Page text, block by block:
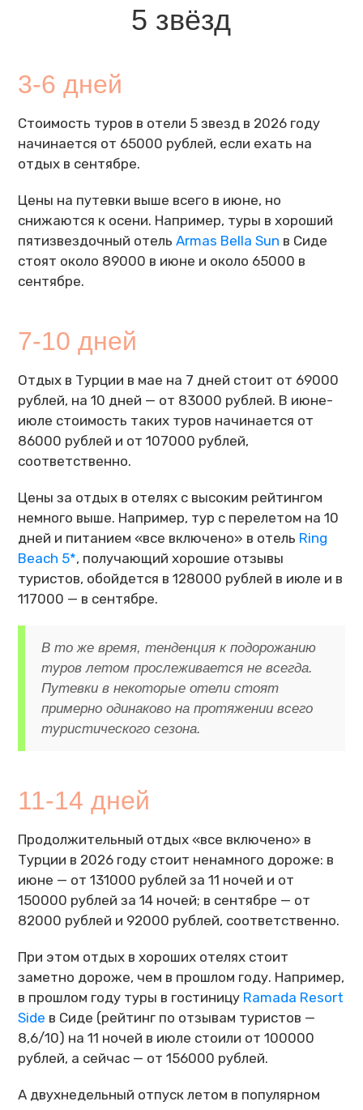
5 звёзд
3-6 дней
Стоимость туров в отели 5 звезд в 2026 году
начинается от 65000 рублей, если ехать на
отдых в сентябре.
Цены на путевки выше всего в июне, но
снижаются к осени. Например, туры в хороший
пятизвездочный отельArmas Bella Sun в Сиде
стоят около 89000 в июне и около 65000 в
сентябре.
7-10 дней
Отдых в Турции в мае на 7 дней стоит от 69000
рублей, на 10 дней — от 83000 рублей. В июне-
июле стоимость таких туров начинается от
86000 рублей и от 107000 рублей,
соответственно.
Цены за отдых в отелях с высоким рейтингом
немного выше. Например, тур с перелетом на 10
дней и питанием «все включено» в отель Ring
Beach 5*, получающий хорошие отзывы
туристов, обойдется в 128000 рублей в июле и в
117000 — в сентябре.
В то же время, тенденция к подорожанию
туров летом прослеживается не всегда.
Путевки в некоторые отели стоят
примерно одинаково на протяжении всего
туристического сезона.
11-14 дней
Продолжительный отдых «все включено» в
Турции в 2026 году стоит ненамного дороже: в
июне — от 131000 рублей за 11 ночей и от
150000 рублей за 14 ночей; в сентябре — от
82000 рублей и 92000 рублей, соответственно.
При этом отдых в хороших отелях стоит
заметно дороже, чем в прошлом году. Например,
в прошлом году туры в гостиницу Ramada Resort
Side в Сиде (рейтинг по отзывам туристов —
8,6/10) на 11 ночей в июле стоили от 100000
рублей, а сейчас — от 156000 рублей.
А двухнедельный отпуск летом в популярном